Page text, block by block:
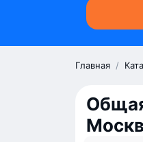
Главная /